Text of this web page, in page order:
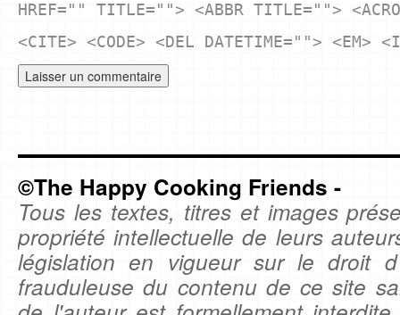
HREF="" TITLE=""> <ABBR TITLE="">
<CITE> <CODE> <DEL DATETIME=""> <EM>
©The Happy Cooking Friends -
Tous les textes, titres et images
propriété intellectuelle de leurs
législation en vigueur sur le droit
frauduleuse du contenu de ce site